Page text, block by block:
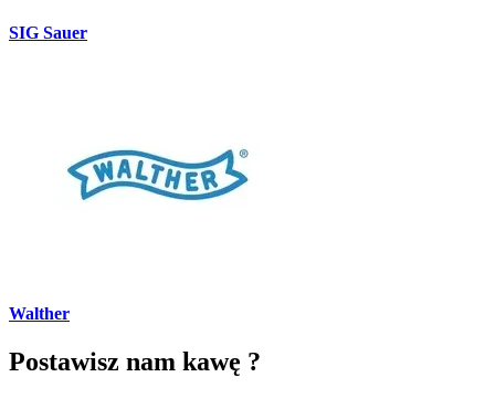
SIG Sauer
Walther
Postawisz nam kawę ?